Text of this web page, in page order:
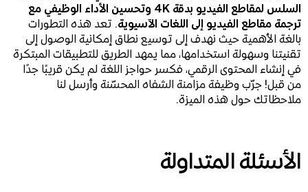
السلس لمقاطع الفيديو بدقة 4K وتحسين الأداء الوظيفي مع
ترجمة مقاطع الفيديو إلى اللغات الآسيوية. تعد هذه التطورات
بالغة الأهمية حيث نهدف إلى توسيع نطاق إمكانية الوصول إلى
تقنيتنا وسهولة استخدامها، مما يمهد الطريق للتطبيقات المبتكرة
في إنشاء المحتوى الرقمي، فكسر حواجز اللغة لم يكن قريبًا جدًا
من قبل! جرّب وظيفة مزامنة الشفاه المحسّنة وأرسل لنا
ملاحظاتك حول هذه الميزة.
الأسئلة المتداولة